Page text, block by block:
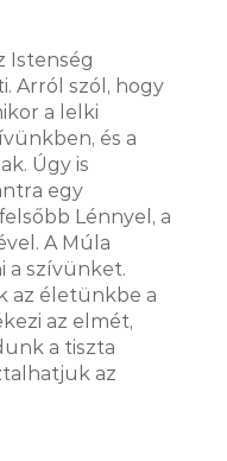
Istenség
Arról szól, hogy
a lelki
és a
Úgy is
egy
Lénnyel, a
A Múla
a szívünket.
az életünkbe a
az elmét,
a tiszta
az